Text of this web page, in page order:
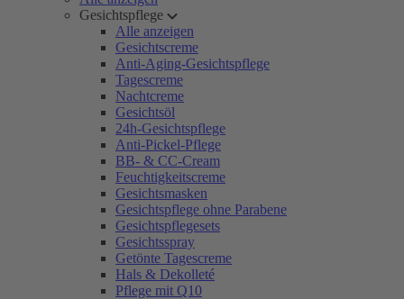
Gesichtspflege
Alle anzeigen
Gesichtscreme
Anti-Aging-Gesichtspflege
Tagescreme
Nachtcreme
Gesichtsöl
24h-Gesichtspflege
Anti-Pickel-Pflege
BB- & CC-Cream
Feuchtigkeitscreme
Gesichtsmasken
Gesichtspflege ohne Parabene
Gesichtspflegesets
Gesichtsspray
Getönte Tagescreme
Hals & Dekolleté
Pflege mit Q10